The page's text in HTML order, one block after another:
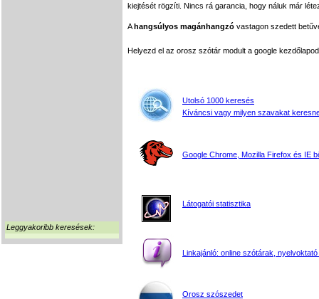
Leggyakoribb keresések:
kiejtését rögzíti. Nincs rá garancia, hogy náluk már
Ahangsúlyos magánhangzó vastagon szedett
Helyezd el az orosz szótár modult a google
Utolsó 1000 keresés
Kíváncsi vagy milyen szavakat
Google Chrome, Mozilla Firefox és IE
Látogatói statisztika
Linkajánló: online szótárak, nyelvoktató
Orosz szószedet